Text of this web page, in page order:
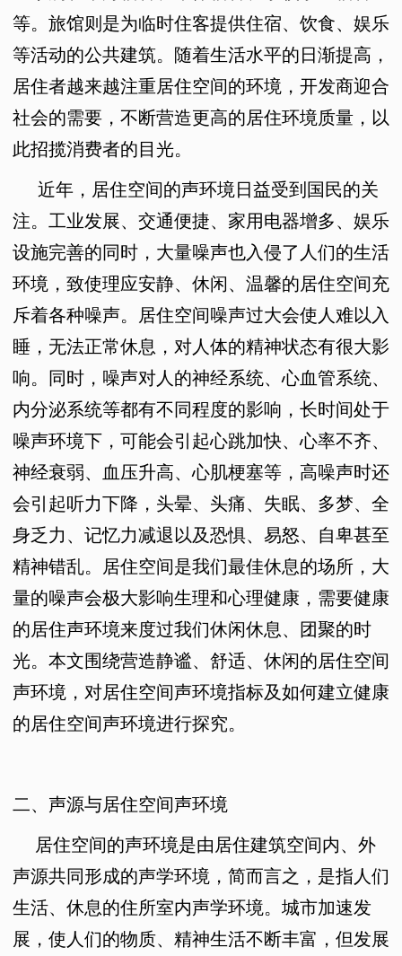
等。旅馆则是为临时住客提供住宿、饮食、娱乐
等活动的公共建筑。随着生活水平的日渐提高，
居住者越来越注重居住空间的环境，开发商迎合
社会的需要，不断营造更高的居住环境质量，以
此招揽消费者的目光。
近年，居住空间的声环境日益受到国民的关
注。工业发展、交通便捷、家用电器增多、娱乐
设施完善的同时，大量噪声也入侵了人们的生活
环境，致使理应安静、休闲、温馨的居住空间充
斥着各种噪声。居住空间噪声过大会使人难以入
睡，无法正常休息，对人体的精神状态有很大影
响。同时，噪声对人的神经系统、心血管系统、
内分泌系统等都有不同程度的影响，长时间处于
噪声环境下，可能会引起心跳加快、心率不齐、
神经衰弱、血压升高、心肌梗塞等，高噪声时还
会引起听力下降，头晕、头痛、失眠、多梦、全
身乏力、记忆力减退以及恐惧、易怒、自卑甚至
精神错乱。居住空间是我们最佳休息的场所，大
量的噪声会极大影响生理和心理健康，需要健康
的居住声环境来度过我们休闲休息、团聚的时
光。本文围绕营造静谧、舒适、休闲的居住空间
声环境，对居住空间声环境指标及如何建立健康
的居住空间声环境进行探究。
二、声源与居住空间声环境
居住空间的声环境是由居住建筑空间内、外
声源共同形成的声学环境，简而言之，是指人们
生活、休息的住所室内声学环境。城市加速发
展，使人们的物质、精神生活不断丰富，但发展